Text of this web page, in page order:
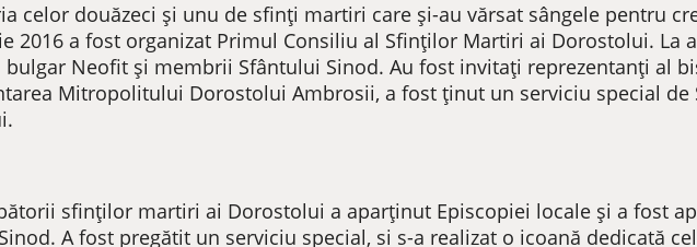
celor douăzeci și unu de sfinți martiri care și-au vărsat sângele pentru
2016 a fost organizat Primul Consiliu al Sfinților Martiri ai Dorostolui. La
Neofit și membrii Sfântului Sinod. Au fost invitați reprezentanți al
Mitropolitului Dorostolui Ambrosii, a fost ținut un serviciu special de
sfinților martiri ai Dorostolui a aparținut Episcopiei locale și a fost
A fost pregătit un serviciu special, si s-a realizat o icoană dedicată